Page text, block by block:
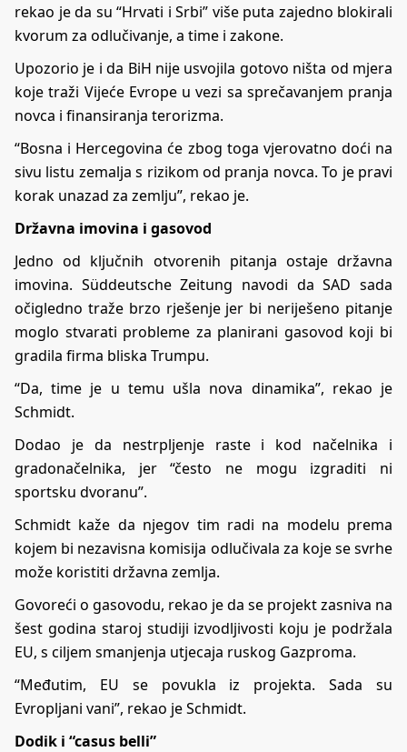
rekao je da su “Hrvati i Srbi” više puta zajedno blokirali
kvorum za odlučivanje, a time i zakone.
Upozorio je i da BiH nije usvojila gotovo ništa od mjera
koje traži Vijeće Evrope u vezi sa sprečavanjem pranja
novca i finansiranja terorizma.
“Bosna i Hercegovina će zbog toga vjerovatno doći na
sivu listu zemalja s rizikom od pranja novca. To je pravi
korak unazad za zemlju”, rekao je.
Državna imovina i gasovod
Jedno od ključnih otvorenih pitanja ostaje državna
imovina. Süddeutsche Zeitung navodi da SAD sada
očigledno traže brzo rješenje jer bi neriješeno pitanje
moglo stvarati probleme za planirani gasovod koji bi
gradila firma bliska Trumpu.
“Da, time je u temu ušla nova dinamika”, rekao je
Schmidt.
Dodao je da nestrpljenje raste i kod načelnika i
gradonačelnika, jer “često ne mogu izgraditi ni
sportsku dvoranu”.
Schmidt kaže da njegov tim radi na modelu prema
kojem bi nezavisna komisija odlučivala za koje se svrhe
može koristiti državna zemlja.
Govoreći o gasovodu, rekao je da se projekt zasniva na
šest godina staroj studiji izvodljivosti koju je podržala
EU, s ciljem smanjenja utjecaja ruskog Gazproma.
“Međutim, EU se povukla iz projekta. Sada su
Evropljani vani”, rekao je Schmidt.
Dodik i “casus belli”